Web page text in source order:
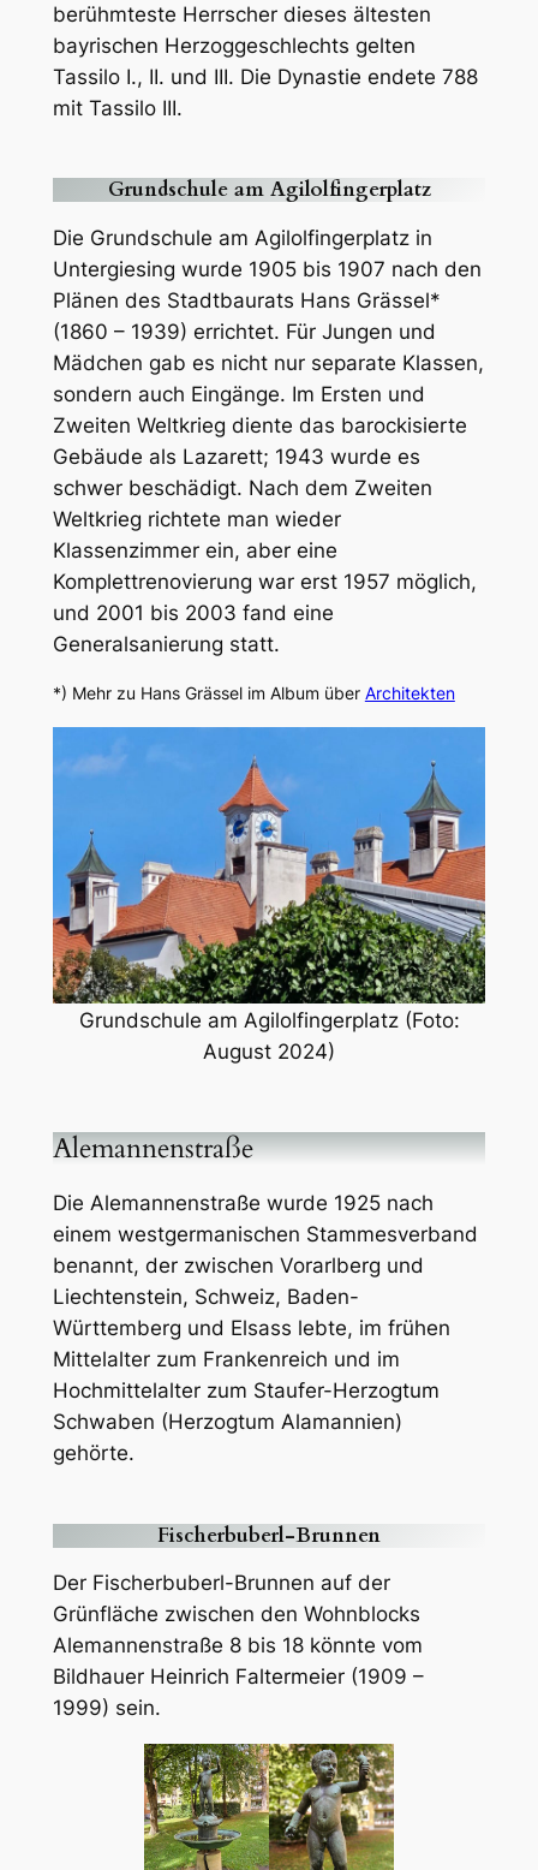
berühmteste Herrscher dieses ältesten
bayrischen Herzoggeschlechts gelten
Tassilo I., II. und III. Die Dynastie endete 788
mit Tassilo III.
Grundschule am Agilolfingerplatz
Die Grundschule am Agilolfingerplatz in
Untergiesing wurde 1905 bis 1907 nach den
Plänen des Stadtbaurats Hans Grässel*
(1860 – 1939) errichtet. Für Jungen und
Mädchen gab es nicht nur separate Klassen,
sondern auch Eingänge. Im Ersten und
Zweiten Weltkrieg diente das barockisierte
Gebäude als Lazarett; 1943 wurde es
schwer beschädigt. Nach dem Zweiten
Weltkrieg richtete man wieder
Klassenzimmer ein, aber eine
Komplettrenovierung war erst 1957 möglich,
und 2001 bis 2003 fand eine
Generalsanierung statt.
*) Mehr zu Hans Grässel im Album über Architekten
Grundschule am Agilolfingerplatz (Foto:
August 2024)
Alemannenstraße
Die Alemannenstraße wurde 1925 nach
einem westgermanischen Stammesverband
benannt, der zwischen Vorarlberg und
Liechtenstein, Schweiz, Baden-
Württemberg und Elsass lebte, im frühen
Mittelalter zum Frankenreich und im
Hochmittelalter zum Staufer-Herzogtum
Schwaben (Herzogtum Alamannien)
gehörte.
Fischerbuberl-Brunnen
Der Fischerbuberl-Brunnen auf der
Grünfläche zwischen den Wohnblocks
Alemannenstraße 8 bis 18 könnte vom
Bildhauer Heinrich Faltermeier (1909 –
1999) sein.